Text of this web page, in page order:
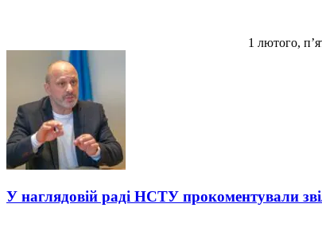
1 лютого,
У наглядовій раді НСТУ прокоментували